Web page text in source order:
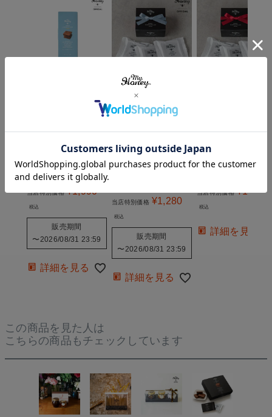
LEAP"「リープ」 5
枚入り簡易包装・手
荷可能】
平日12時までのご
注文で当日出荷
クール便でお届け
当店特別価格 ¥1,990
税込
販売期間
〜 2026/08/31 23:59
詳細を見る
【クール便】ハニー
ショコラサン
ド"LEAP"「リー
プ」 BOX入り3枚セ
ン付き・手提げ袋付
平日12時までのご
注文で当日出荷
当店特別価格 ¥1,280
税込
販売期間
〜 2026/08/31 23:59
詳細を見る
き・手提げ袋付き
荷】
クール便でお届け
当店特別価格 ¥1,280
税込
詳細を見る
この商品を見た人は
こちらの商品もチェックしています